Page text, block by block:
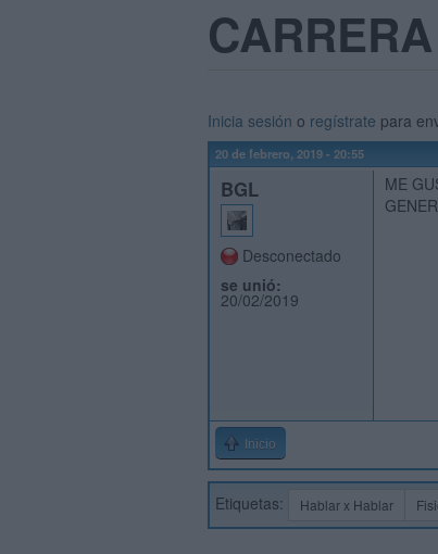
Inicia sesión o regístrate para
20 de febrero, 2019 - 20:55
BGL
Desconectado
se unió:
20/02/2019
ME
Inicio
Etiquetas: Hablar x Hablar